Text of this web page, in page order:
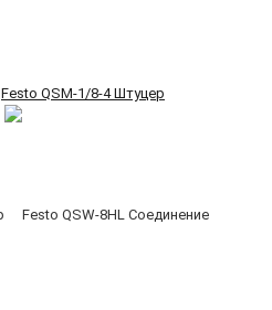
Festo QSM-1/8-4 Штуцер